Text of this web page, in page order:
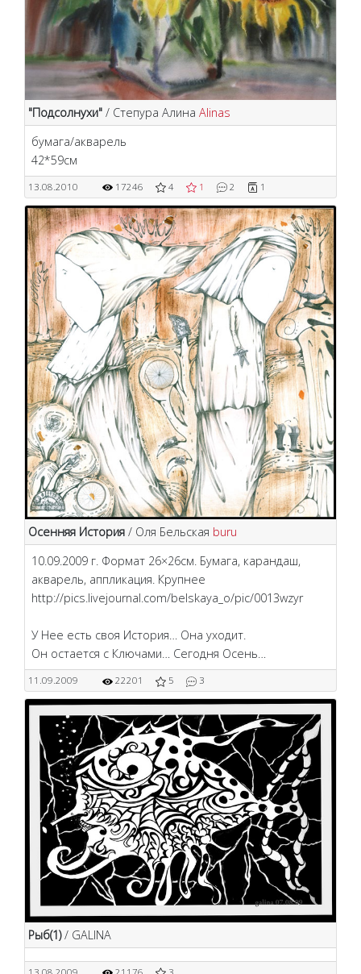
"Подсолнухи" / Степура Алина Alinas
бумага/акварель
42*59см
13.08.2010 17246 4 1 2 1
Осенняя История / Оля Бельская buru
10.09.2009 г. Формат 26×26см. Бумага, карандаш,
акварель, аппликация. Крупнее
http://pics.livejournal.com/belskaya_o/pic/0013wzyr
У Нее есть своя История… Она уходит.
Он остается с Ключами… Сегодня Осень…
11.09.2009 22201 5 3
Рыб(1)/ GALINA